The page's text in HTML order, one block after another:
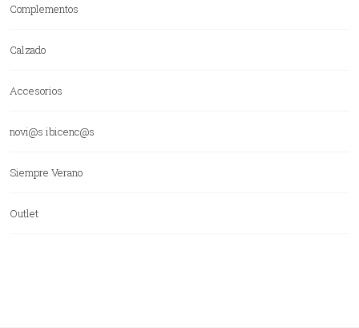
Complementos
Calzado
Accesorios
novi@s ibicenc@s
Siempre Verano
Outlet